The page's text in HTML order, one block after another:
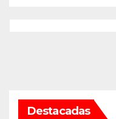
Destacadas